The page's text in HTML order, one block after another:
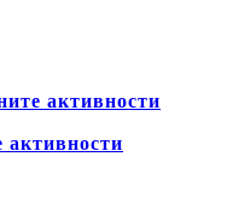
активности
активности